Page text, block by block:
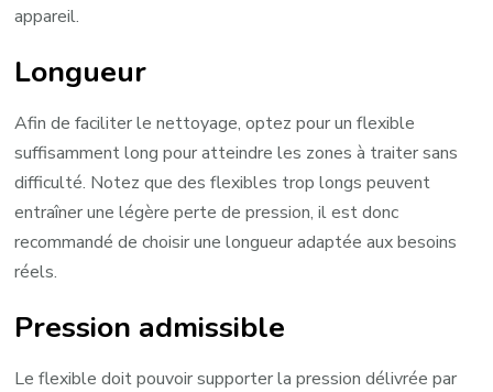
appareil.
Longueur
Afin de faciliter le nettoyage, optez pour un flexible
suffisamment long pour atteindre les zones à traiter sans
difficulté. Notez que des flexibles trop longs peuvent
entraîner une légère perte de pression, il est donc
recommandé de choisir une longueur adaptée aux besoins
réels.
Pression admissible
Le flexible doit pouvoir supporter la pression délivrée par